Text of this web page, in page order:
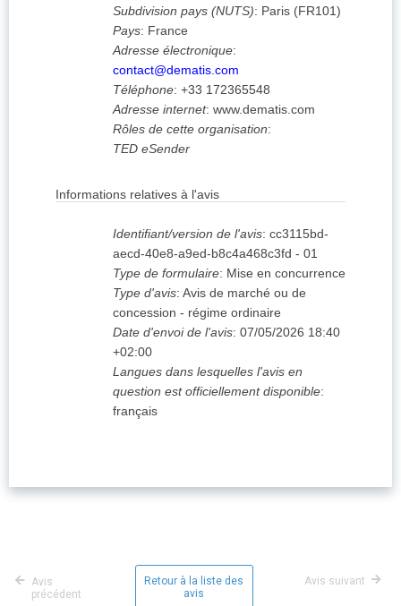
Subdivision pays (NUTS): Paris (FR101)
Pays: France
Adresse électronique:
contact@dematis.com
Téléphone: +33 172365548
Adresse internet: www.dematis.com
Rôles de cette organisation:
TED eSender
Informations relatives à l'avis
Identifiant/version de l'avis: cc3115bd-
aecd-40e8-a9ed-b8c4a468c3fd - 01
Type de formulaire: Mise en concurrence
Type d'avis: Avis de marché ou de
concession - régime ordinaire
Date d'envoi de l'avis: 07/05/2026 18:40
+02:00
Langues dans lesquelles l'avis en
question est officiellement disponible:
français
Avis
précédent
Retour à la liste des
avis
Avis suivant